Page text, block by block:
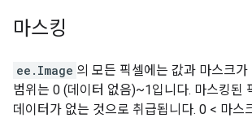
마스킹
ee.Image 의 모든 픽셀에는 값과 마스크가
범위는 0 (데이터 없음)~1입니다. 마스킹된
데이터가 없는 것으로 취급됩니다. 0 < 마스